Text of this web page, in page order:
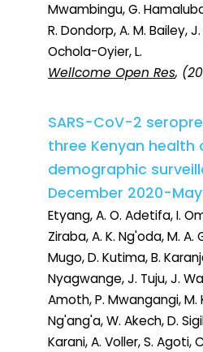
Mwambingu, G.
R. Dondorp, A. M. Bailey,
Ochola-Oyier, L.
Wellcome Open Res,
SARS-CoV-2
three Kenyan health
demographic
December 2020-May
Etyang, A. O. Adetifa, I.
Ziraba, A. K. Ng'oda, M. A.
Mugo, D. Kutima, B.
Nyagwange, J. Tuju, J.
Amoth, P. Mwangangi, M.
Ng'ang'a, W. Akech, D.
Karani, A. Voller, S. Agoti,